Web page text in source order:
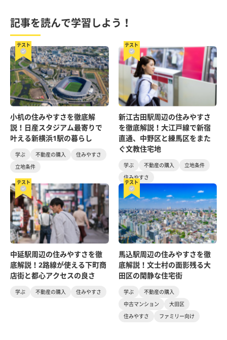
記事を読んで学習しよう！
テスト
小机の住みやすさを徹底解
説！日産スタジアム最寄りで
叶える新横浜1駅の暮らし
学ぶ 不動産の購入
住みやすさ
立地条件
テスト
新江古田駅周辺の住みやすさ
を徹底解説！大江戸線で新宿
直通、中野区と練馬区をまた
ぐ文教住宅地
学ぶ 不動産の購入
立地条件
住みやすさ
テスト
中延駅周辺の住みやすさを徹
底解説！2路線が使える下町商
店街と都心アクセスの良さ
学ぶ 不動産の購入 住みやすさ
テスト
馬込駅周辺の住みやすさを徹
底解説！文士村の面影残る大
田区の閑静な住宅街
学ぶ
不動産の購入
中古マンション
大田区
住みやすさ
ファミリー向け